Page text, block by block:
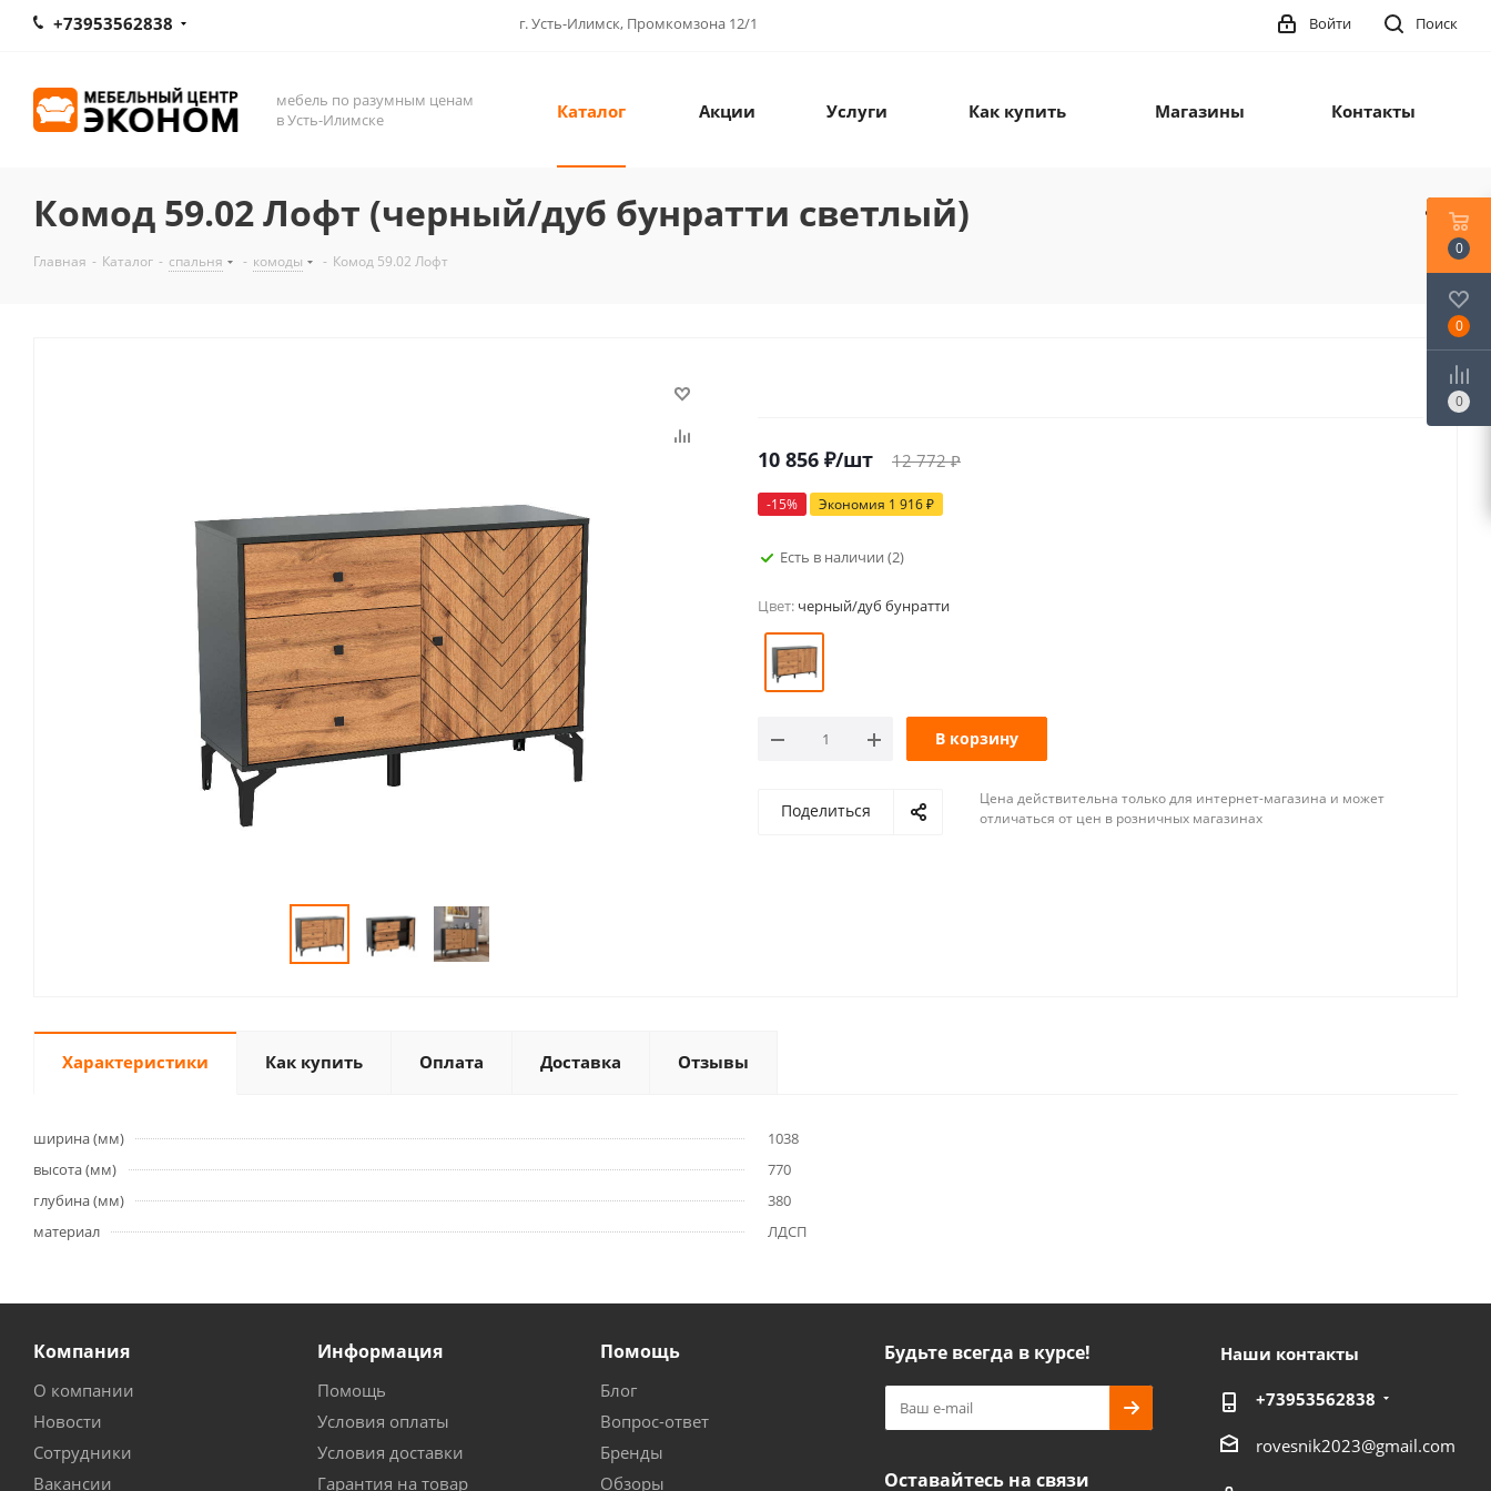
+73953562838 г. Усть-Илимск, Промкомзона 12/1 Поиск
Войти
мебель по разумным ценам
в Усть-Илимске
Каталог Акции Услуги Как купить Магазины Контакты
Комод 59.02 Лофт (черный/дуб бунратти светлый)
Главная - Каталог - спальня - комоды - Комод 59.02 Лофт
10 856 ₽/шт 12 772₽
-15% Экономия 1 916₽
Есть в наличии (2)
Цвет: черный/дуб бунратти
В корзину
Поделиться
Цена действительна только для интернет-магазина и может
отличаться от цен в розничных магазинах
Характеристики Как купить Оплата Доставка Отзывы
ширина (мм)
1038
высота (мм)
770
глубина (мм)
380
материал
ЛДСП
Компания
О компании
Новости
Сотрудники
Вакансии
Информация
Помощь
Условия оплаты
Условия доставки
Гарантия на товар
Помощь
Блог
Вопрос-ответ
Бренды
Обзоры
Будьте всегда в курсе!
Оставайтесь на связи
Наши контакты
+73953562838
rovesnik2023@gmail.com
0
0
0